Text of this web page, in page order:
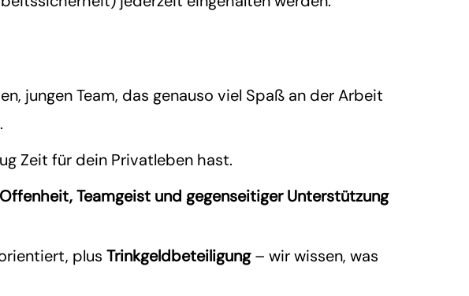
jungen Team, das genauso viel Spaß an der Arbeit
Zeit für dein Privatleben hast.
Offenheit, Teamgeist und gegenseitiger Unterstützung
plus Trinkgeldbeteiligung– wir wissen, was